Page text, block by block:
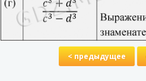
< предыдущее